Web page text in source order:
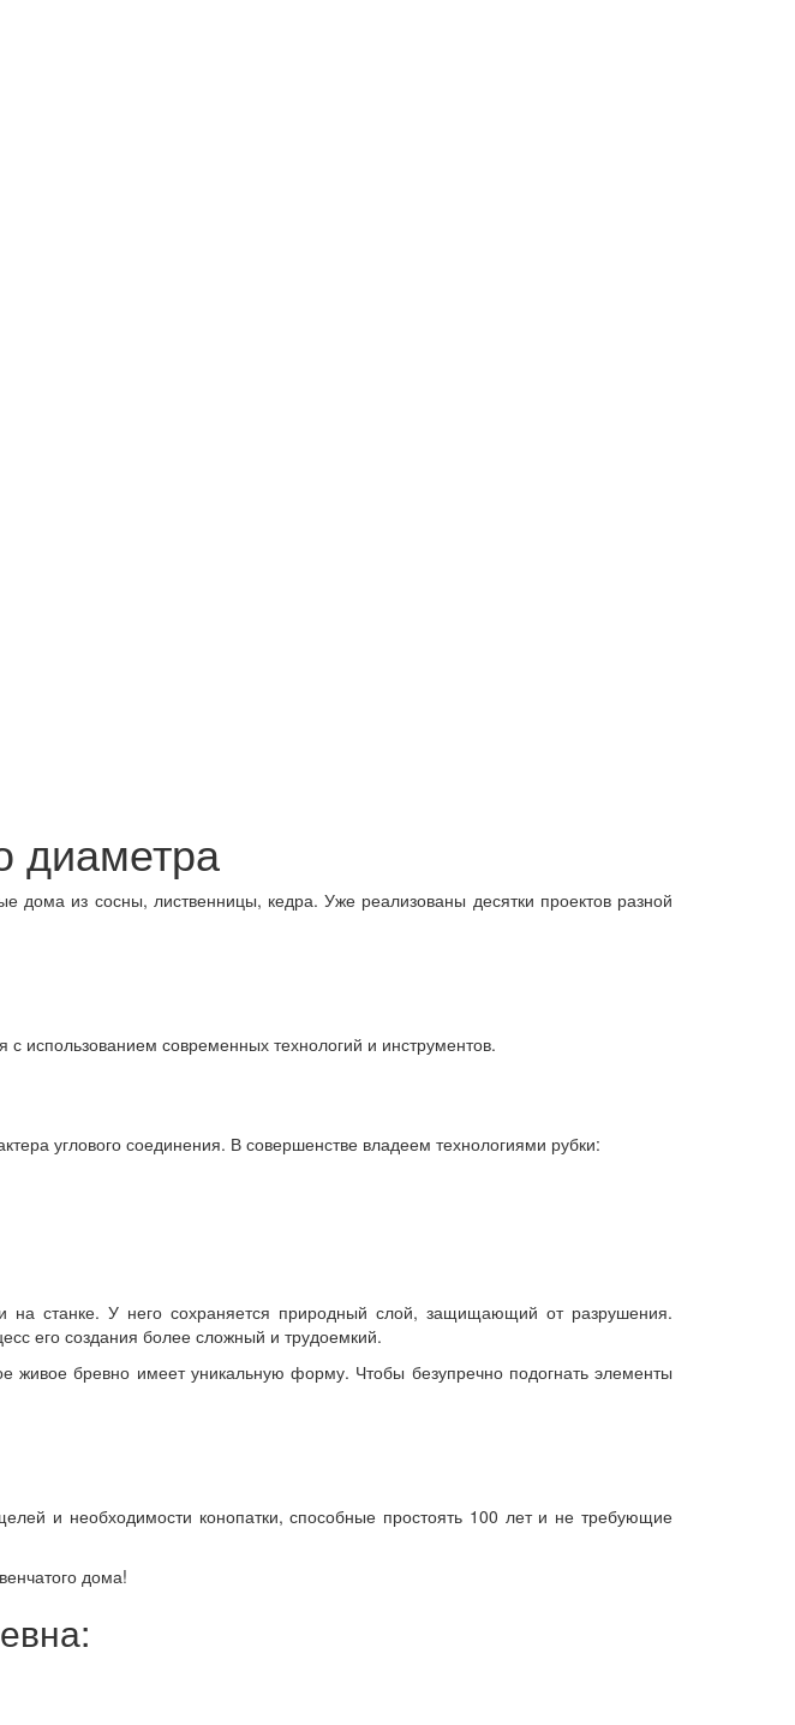
диаметра
дома из сосны, лиственницы, кедра. Уже реализованы десятки проектов разной
с использованием современных технологий и инструментов.
углового соединения. В совершенстве владеем технологиями рубки:
на станке. У него сохраняется природный слой, защищающий от разрушения.
его создания более сложный и трудоемкий.
живое бревно имеет уникальную форму. Чтобы безупречно подогнать элементы
и необходимости конопатки, способные простоять 100 лет и не требующие
дома!